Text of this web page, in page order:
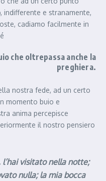
indifferente e stranamente,
cadiamo facilmente in
che oltrepassa anche la
preghiera.
nostra fede, ad un certo
momento buio e
anima percepisce
il nostro pensiero
visitato nella notte;
nulla; la mia bocca